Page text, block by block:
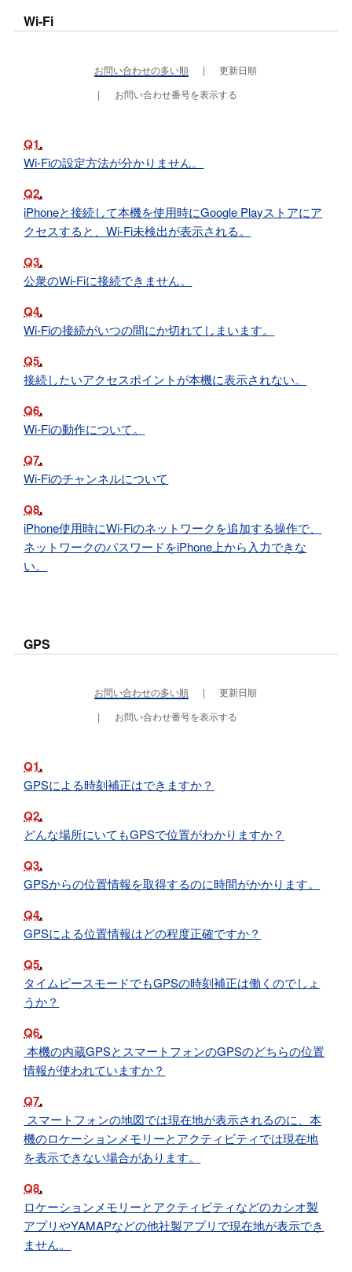
Wi-Fi
お問い合わせの多い順
更新日順
お問い合わせ番号を表示する
Q1
Wi-Fiの設定方法が分かりません。
Q2
iPhoneと接続して本機を使用時にGoogle Playストアにア
クセスすると、Wi-Fi未検出が表示される。
Q3
公衆のWi-Fiに接続できません。
Q4
Wi-Fiの接続がいつの間にか切れてしまいます。
Q5
接続したいアクセスポイントが本機に表示されない。
Q6
Wi-Fiの動作について。
Q7
Wi-Fiのチャンネルについて
Q8
iPhone使用時にWi-Fiのネットワークを追加する操作で、
ネットワークのパスワードをiPhone上から入力できな
い。
GPS
お問い合わせの多い順
更新日順
お問い合わせ番号を表示する
Q1
GPSによる時刻補正はできますか？
Q2
どんな場所にいてもGPSで位置がわかりますか？
Q3
GPSからの位置情報を取得するのに時間がかかります。
Q4
GPSによる位置情報はどの程度正確ですか？
Q5
タイムピースモードでもGPSの時刻補正は働くのでしょ
うか？
Q6
本機の内蔵GPSとスマートフォンのGPSのどちらの位置
情報が使われていますか？
Q7
スマートフォンの地図では現在地が表示されるのに、本
機のロケーションメモリーとアクティビティでは現在地
を表示できない場合があります。
Q8
ロケーションメモリーとアクティビティなどのカシオ製
アプリやYAMAPなどの他社製アプリで現在地が表示でき
ません。